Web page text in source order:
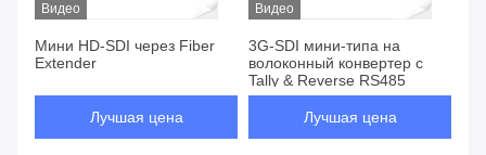
Видео
Мини HD-SDI через Fiber
Extender
Лучшая цена
Видео
3G-SDI мини-типа на
волоконный конвертер с
Tally & Reverse RS485
Лучшая цена